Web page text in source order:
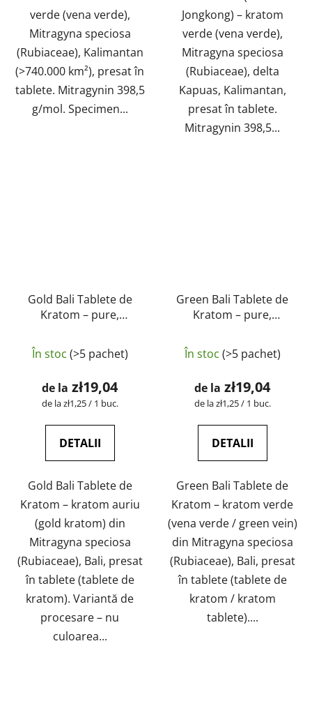
verde (vena verde),
Mitragyna speciosa
(Rubiaceae), Kalimantan
(>740.000 km²), presat în
tablete. Mitragynin 398,5
g/mol. Specimen...
Jongkong) – kratom
verde (vena verde),
Mitragyna speciosa
(Rubiaceae), delta
Kapuas, Kalimantan,
presat în tablete.
Mitragynin 398,5...
Gold Bali Tablete de
Kratom – pure,
laborator | GreenGuru
În stoc (>5 pachet)
de la zł19,04
Evaluare
de la zł1,25 / 1 buc.
DETALII
Gold Bali Tablete de
Kratom – kratom auriu
(gold kratom) din
Mitragyna speciosa
(Rubiaceae), Bali, presat
în tablete (tablete de
kratom). Variantă de
procesare – nu
culoarea...
Green Bali Tablete de
Kratom – pure,
laborator | GreenGuru
medie
a
produsului
5,0
stele.
În stoc (>5 pachet)
de la zł19,04
Evaluare
de la zł1,25 / 1 buc.
DETALII
Green Bali Tablete de
Kratom – kratom verde
(vena verde / green vein)
din Mitragyna speciosa
(Rubiaceae), Bali, presat
în tablete (tablete de
kratom / kratom
tablete)....